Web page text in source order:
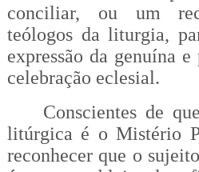
conciliar, ou um
teólogos da liturgia,
expressão da genuína
celebração eclesial.
Conscientes de
litúrgica é o Mistério
reconhecer que o